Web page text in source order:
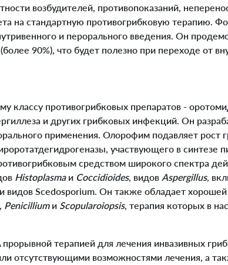
возбудителей, противопоказаний,
на стандартную противогрибковую терапию.
и перорального введения. Он
90%), что будет полезно при переходе от
классу противогрибковых препаратов -
и других грибковых инфекций. Он
применения. Олорофим подавляет рост
участвующего в синтезе
средством широкого спектра
Histoplasmaи Coccidioides, видов Aspergillus,
видов Scedosporium. Он также обладает
, Penicilliumи Scopularoiopsis, терапия которых в
терапией для лечения инвазивных
отсутствующими возможностями лечения, а